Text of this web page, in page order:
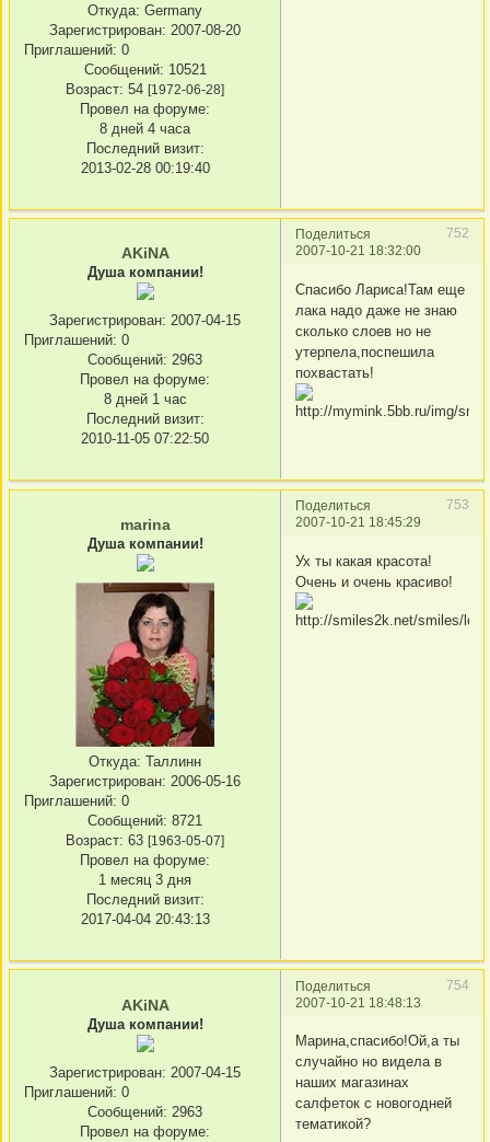
Откуда: Germany
Зарегистрирован: 2007-08-20
Приглашений: 0
Сообщений: 10521
Возраст: 54 [1972-06-28]
Провел на форуме:
8 дней 4 часа
Последний визит:
2013-02-28 00:19:40
Поделиться
752
2007-10-21 18:32:00
AKiNA
Душа компании!
Зарегистрирован: 2007-04-15
Приглашений: 0
Сообщений: 2963
Провел на форуме:
8 дней 1 час
Последний визит:
2010-11-05 07:22:50
Спасибо Лариса!Там еще
лака надо даже не знаю
сколько слоев но не
утерпела,поспешила
похвастать!
Поделиться
753
2007-10-21 18:45:29
marina
Душа компании!
Откуда: Таллинн
Зарегистрирован: 2006-05-16
Приглашений: 0
Сообщений: 8721
Возраст: 63 [1963-05-07]
Провел на форуме:
1 месяц 3 дня
Последний визит:
2017-04-04 20:43:13
Ух ты какая красота!
Очень и очень красиво!
Поделиться
754
2007-10-21 18:48:13
AKiNA
Душа компании!
Зарегистрирован: 2007-04-15
Приглашений: 0
Сообщений: 2963
Провел на форуме:
Марина,спасибо!Ой,а ты
случайно но видела в
наших магазинах
салфеток с новогодней
тематикой?